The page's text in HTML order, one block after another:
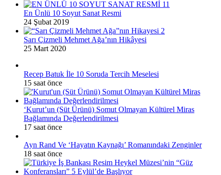
En Ünlü 10 Soyut Sanat Resmi
24 Şubat 2019
Sarı Çizmeli Mehmet Ağa’nın Hikâyesi
25 Mart 2020
Recep Batuk İle 10 Soruda Tercih Meselesi
15 saat önce
‘Kurut’un (Süt Ürünü) Somut Olmayan Kültürel Miras
Bağlamında Değerlendirilmesi
17 saat önce
Ayn Rand Ve ‘Hayatın Kaynağı’ Romanındaki Zenginler
18 saat önce